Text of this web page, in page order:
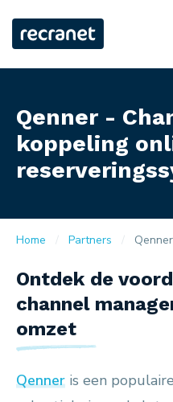
Qenner -
koppeling
Home Partners Qenner
Ontdek de
channel
omzet
Qenner is een